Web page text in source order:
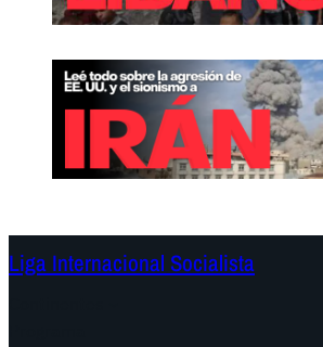
Liga Internacional Socialista